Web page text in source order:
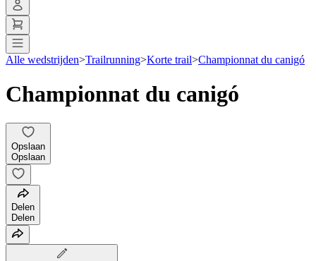
Alle wedstrijden>Trailrunning>Korte trail>Championnat du canigó
Championnat du canigó
Opslaan
Opslaan
Delen
Delen